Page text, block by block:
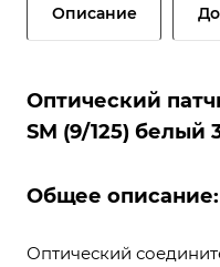
Описание
Оптический
SM (9/125)
Общее описание:
Оптический